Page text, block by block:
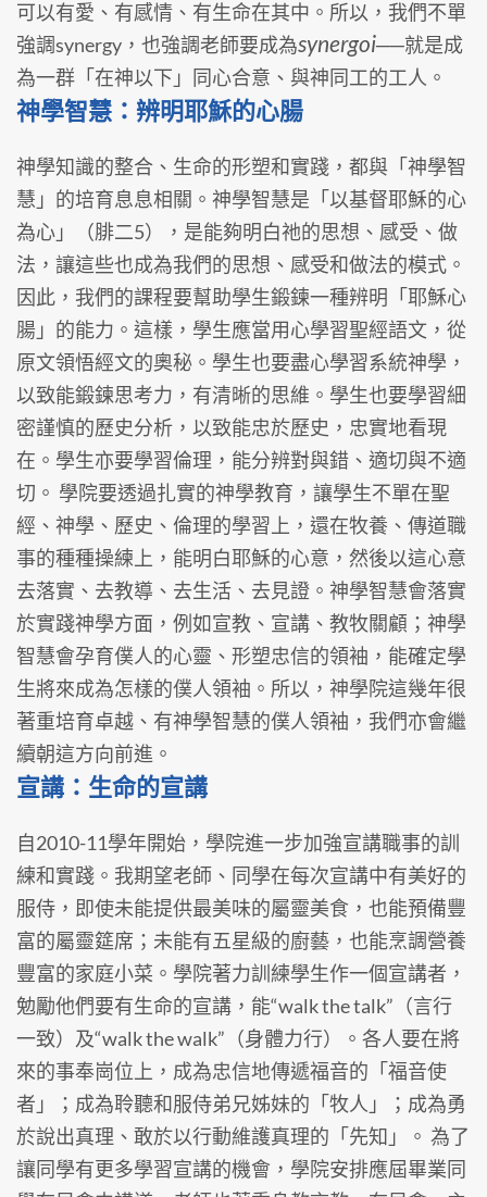
可以有愛、有感情、有生命在其中。所以，我們不單
強調synergy，也強調老師要成為synergoi──就是成
為一群「在神以下」同心合意、與神同工的工人。
神學智慧：辨明耶穌的心腸
神學知識的整合、生命的形塑和實踐，都與「神學智
慧」的培育息息相關。神學智慧是「以基督耶穌的心
為心」（腓二5），是能夠明白祂的思想、感受、做
法，讓這些也成為我們的思想、感受和做法的模式。
因此，我們的課程要幫助學生鍛鍊一種辨明「耶穌心
腸」的能力。這樣，學生應當用心學習聖經語文，從
原文領悟經文的奧秘。學生也要盡心學習系統神學，
以致能鍛鍊思考力，有清晰的思維。學生也要學習細
密謹慎的歷史分析，以致能忠於歷史，忠實地看現
在。學生亦要學習倫理，能分辨對與錯、適切與不適
切。 學院要透過扎實的神學教育，讓學生不單在聖
經、神學、歷史、倫理的學習上，還在牧養、傳道職
事的種種操練上，能明白耶穌的心意，然後以這心意
去落實、去教導、去生活、去見證。神學智慧會落實
於實踐神學方面，例如宣教、宣講、教牧關顧；神學
智慧會孕育僕人的心靈、形塑忠信的領袖，能確定學
生將來成為怎樣的僕人領袖。所以，神學院這幾年很
著重培育卓越、有神學智慧的僕人領袖，我們亦會繼
續朝這方向前進。
宣講：生命的宣講
自2010-11學年開始，學院進一步加強宣講職事的訓
練和實踐。我期望老師、同學在每次宣講中有美好的
服侍，即使未能提供最美味的屬靈美食，也能預備豐
富的屬靈筵席；未能有五星級的廚藝，也能烹調營養
豐富的家庭小菜。學院著力訓練學生作一個宣講者，
勉勵他們要有生命的宣講，能“walk the talk”（言行
一致）及“walk the walk”（身體力行）。各人要在將
來的事奉崗位上，成為忠信地傳遞福音的「福音使
者」；成為聆聽和服侍弟兄姊妹的「牧人」；成為勇
於說出真理、敢於以行動維護真理的「先知」。 為了
讓同學有更多學習宣講的機會，學院安排應屆畢業同